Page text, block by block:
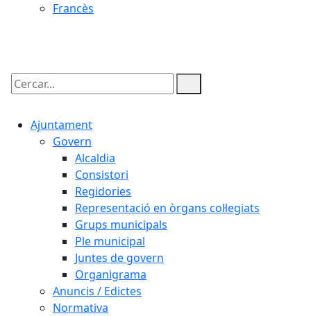
Francès
Cercar:
Ajuntament
Govern
Alcaldia
Consistori
Regidories
Representació en òrgans col·legiats
Grups municipals
Ple municipal
Juntes de govern
Organigrama
Anuncis / Edictes
Normativa